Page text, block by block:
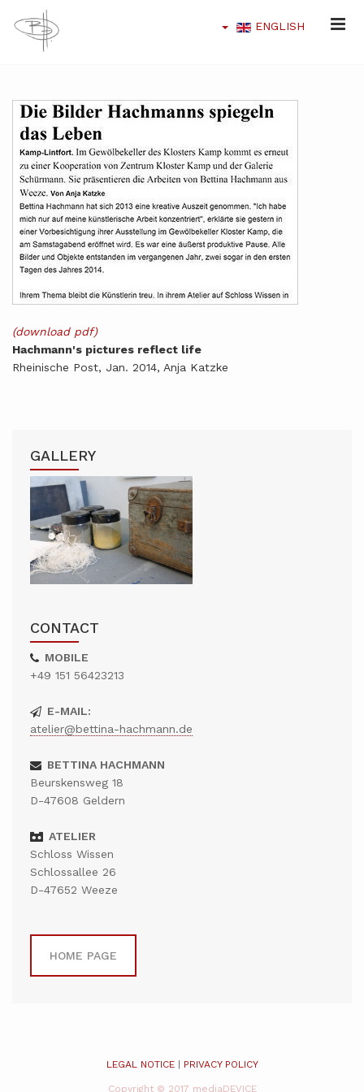
ENGLISH
(download pdf)
Hachmann's pictures reflect life
Rheinische Post, Jan. 2014, Anja Katzke
GALLERY
CONTACT
MOBILE
+49 151 56423213
E-MAIL:
atelier@bettina-hachmann.de
BETTINA HACHMANN
Beurskensweg 18
D-47608 Geldern
ATELIER
Schloss Wissen
Schlossallee 26
D-47652 Weeze
HOME PAGE
LEGAL NOTICE| PRIVACY POLICY
Copyright © 2017 mediaDEVICE